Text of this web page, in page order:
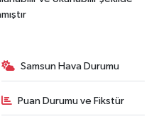
Samsun Hava Durumu
Puan Durumu ve Fikstür